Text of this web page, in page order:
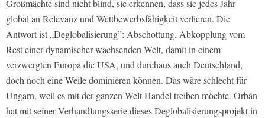
Großmächte sind nicht blind, sie erkennen, dass sie jedes Jahr
global an Relevanz und Wettbewerbsfähigkeit verlieren. Die
Antwort ist „Deglobalisierung”: Abschottung. Abkopplung vom
Rest einer dynamischer wachsenden Welt, damit in einem
verzwergten Europa die USA, und durchaus auch Deutschland,
doch noch eine Weile dominieren können. Das wäre schlecht für
Ungarn, weil es mit der ganzen Welt Handel treiben möchte. Orbán
hat mit seiner Verhandlungsserie dieses Deglobalisierungsprojekt in